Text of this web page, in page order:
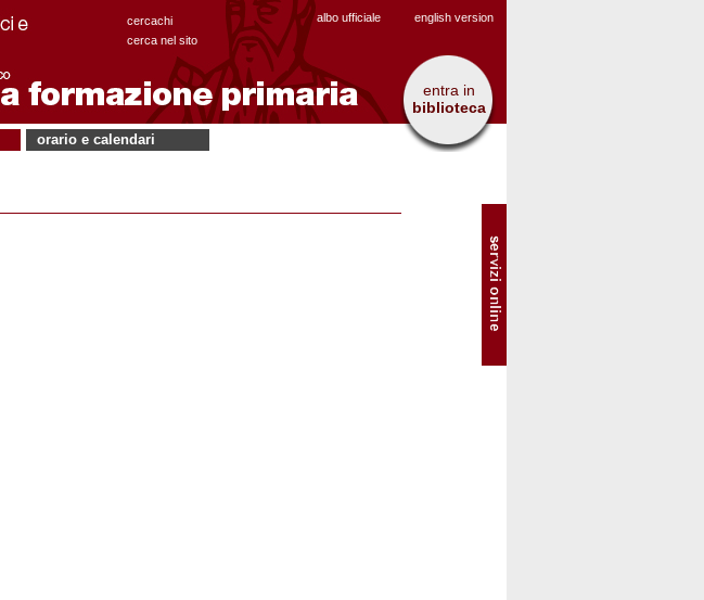
english version
entra in
biblioteca
albo ufficiale
cercachi
cerca nel sito
Servizi
online
orario e calendari